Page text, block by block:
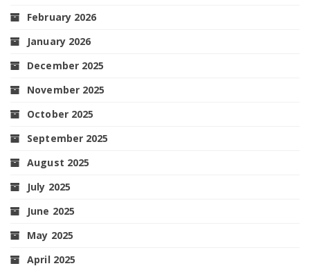
February 2026
January 2026
December 2025
November 2025
October 2025
September 2025
August 2025
July 2025
June 2025
May 2025
April 2025